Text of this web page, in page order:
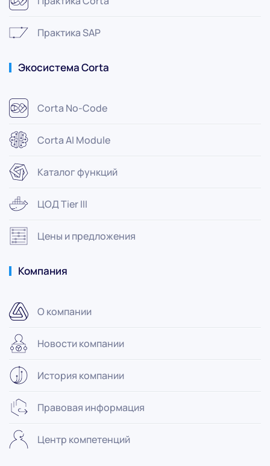
Практика SAP
Экосистема Corta
Corta No-Code
Corta AI Module
Каталог функций
ЦОД Tier III
Цены и предложения
Компания
О компании
Новости компании
История компании
Правовая информация
Центр компетенций